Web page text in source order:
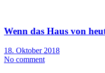
Wenn das Haus von
18. Oktober 2018
No comment